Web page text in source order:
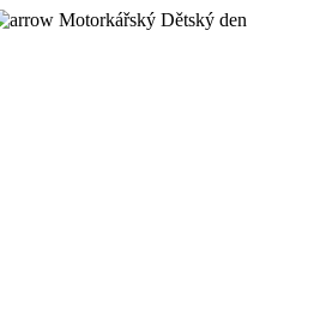
Motorkářský Dětský den